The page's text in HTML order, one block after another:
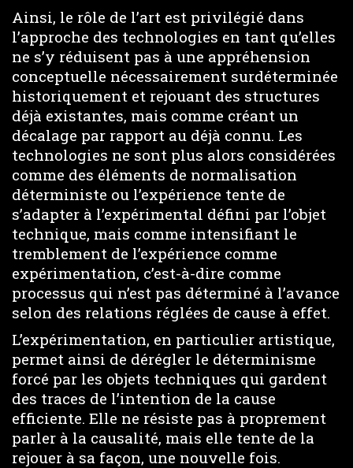
Ainsi, le rôle de l’art est privilégié dans
l’approche des technologies en tant qu’elles
ne s’y réduisent pas à une appréhension
conceptuelle nécessairement surdéterminée
historiquement et rejouant des structures
déjà existantes, mais comme créant un
décalage par rapport au déjà connu. Les
technologies ne sont plus alors considérées
comme des éléments de normalisation
déterministe ou l’expérience tente de
s’adapter à l’expérimental défini par l’objet
technique, mais comme intensifiant le
tremblement de l’expérience comme
expérimentation, c’est-à-dire comme
processus qui n’est pas déterminé à l’avance
selon des relations réglées de cause à effet.
L’expérimentation, en particulier artistique,
permet ainsi de dérégler le déterminisme
forcé par les objets techniques qui gardent
des traces de l’intention de la cause
efficiente. Elle ne résiste pas à proprement
parler à la causalité, mais elle tente de la
rejouer à sa façon, une nouvelle fois.